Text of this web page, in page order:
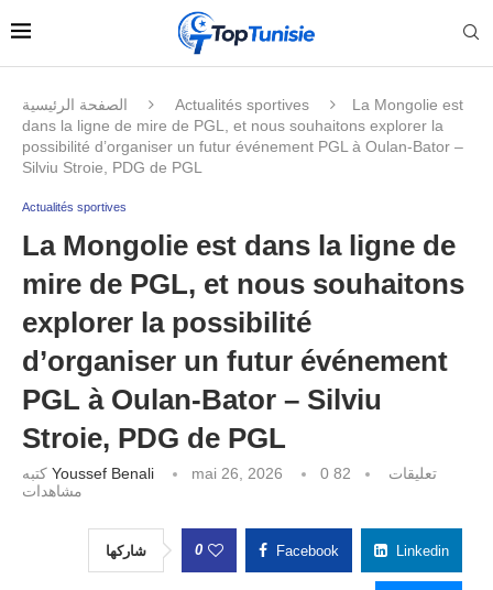
الصفحة الرئيسية Actualités sportives
La Mongolie est
dans la ligne de mire de PGL, et nous souhaitons explorer la
possibilité d’organiser un futur événement PGL à Oulan-Bator –
Silviu Stroie, PDG de PGL
Actualités sportives
La Mongolie est dans la ligne de
mire de PGL, et nous souhaitons
explorer la possibilité
d’organiser un futur événement
PGL à Oulan-Bator – Silviu
Stroie, PDG de PGL
Youssef Benali mai 26, 2026 0 تعليقات
82
مشاهدات
شاركها 0 Facebook Linkedin